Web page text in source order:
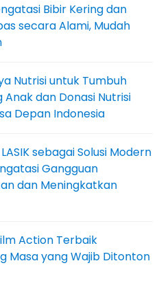
Bibir Kering dan
secara Alami, Mudah
Nutrisi untuk Tumbuh
Anak dan Donasi Nutrisi
Depan Indonesia
sebagai Solusi Modern
Gangguan
dan Meningkatkan
Action Terbaik
Masa yang Wajib Ditonton